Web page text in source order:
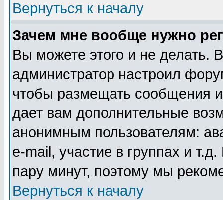
Вернуться к началу
Зачем мне вообще нужно
Вы можете этого и не делать.
администратор настроил
чтобы размещать сообщения
дает вам дополнительные
анонимным пользователям:
e-mail, участие в группах и
пару минут, поэтому мы
Вернуться к началу